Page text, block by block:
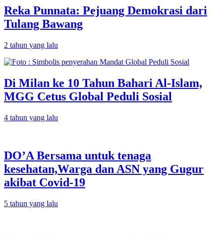
Reka Punnata: Pejuang Demokrasi dari
Tulang Bawang
2 tahun yang lalu
Di Milan ke 10 Tahun Bahari Al-Islam,
MGG Cetus Global Peduli Sosial
4 tahun yang lalu
DO’A Bersama untuk tenaga
kesehatan,Warga dan ASN yang Gugur
akibat Covid-19
5 tahun yang lalu